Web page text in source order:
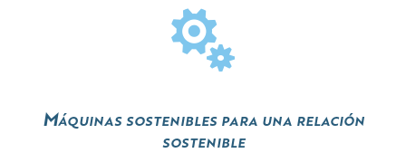

Máquinas sostenibles para una relación
sostenible